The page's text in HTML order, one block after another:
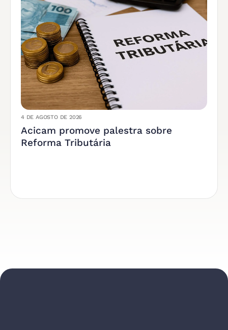
4 DE AGOSTO DE 2026
Acicam promove palestra sobre
Reforma Tributária